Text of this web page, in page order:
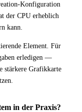
Konfiguration
der CPU erheblich
kann.
Element. Für
erledigen —
stärkere Grafikkarte
in der Praxis?